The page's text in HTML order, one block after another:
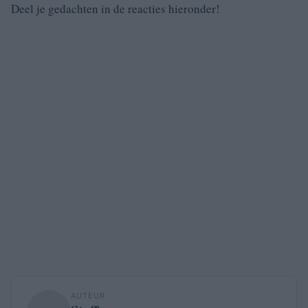
Deel je gedachten in de reacties hieronder!
AUTEUR